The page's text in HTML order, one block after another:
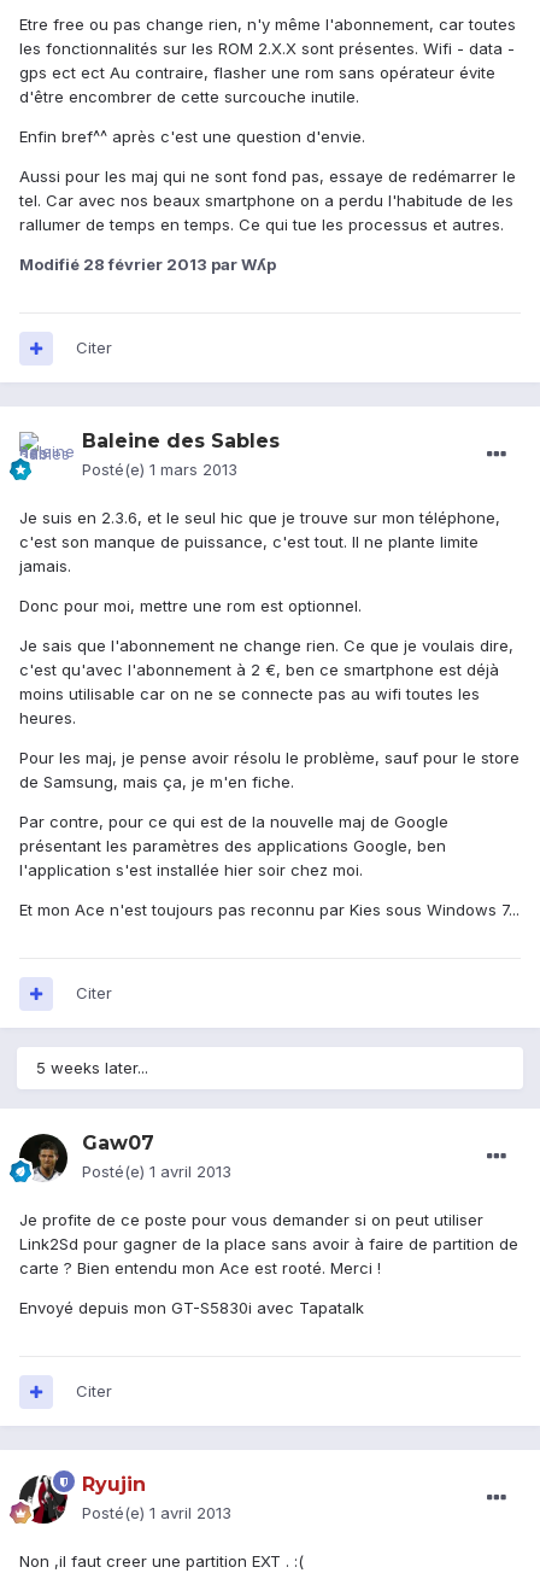
Etre free ou pas change rien, n'y même l'abonnement, car toutes
les fonctionnalités sur les ROM 2.X.X sont présentes. Wifi - data -
gps ect ect Au contraire, flasher une rom sans opérateur évite
d'être encombrer de cette surcouche inutile.
Enfin bref^^ après c'est une question d'envie.
Aussi pour les maj qui ne sont fond pas, essaye de redémarrer le
tel. Car avec nos beaux smartphone on a perdu l'habitude de les
rallumer de temps en temps. Ce qui tue les processus et autres.
Modifié 28 février 2013 par Wʎp
Citer
Baleine des Sables
Posté(e) 1 mars 2013
Je suis en 2.3.6, et le seul hic que je trouve sur mon téléphone,
c'est son manque de puissance, c'est tout. Il ne plante limite
jamais.
Donc pour moi, mettre une rom est optionnel.
Je sais que l'abonnement ne change rien. Ce que je voulais dire,
c'est qu'avec l'abonnement à 2 €, ben ce smartphone est déjà
moins utilisable car on ne se connecte pas au wifi toutes les
heures.
Pour les maj, je pense avoir résolu le problème, sauf pour le store
de Samsung, mais ça, je m'en fiche.
Par contre, pour ce qui est de la nouvelle maj de Google
présentant les paramètres des applications Google, ben
l'application s'est installée hier soir chez moi.
Et mon Ace n'est toujours pas reconnu par Kies sous Windows 7...
Citer
5 weeks later...
Gaw07
Posté(e) 1 avril 2013
Je profite de ce poste pour vous demander si on peut utiliser
Link2Sd pour gagner de la place sans avoir à faire de partition de
carte ? Bien entendu mon Ace est rooté. Merci !
Envoyé depuis mon GT-S5830i avec Tapatalk
Citer
Ryujin
Posté(e) 1 avril 2013
Non ,il faut creer une partition EXT . :(